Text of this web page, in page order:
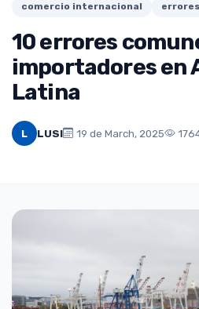
comercio internacional
10 errores
importadores en
Latina
L LUSI 19 de March, 2025